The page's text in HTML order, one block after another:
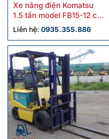
Xe nâng điện Komatsu
1.5 tấn model FB15-12 cũ
sx 2019
Liên hệ: 0935.355.886